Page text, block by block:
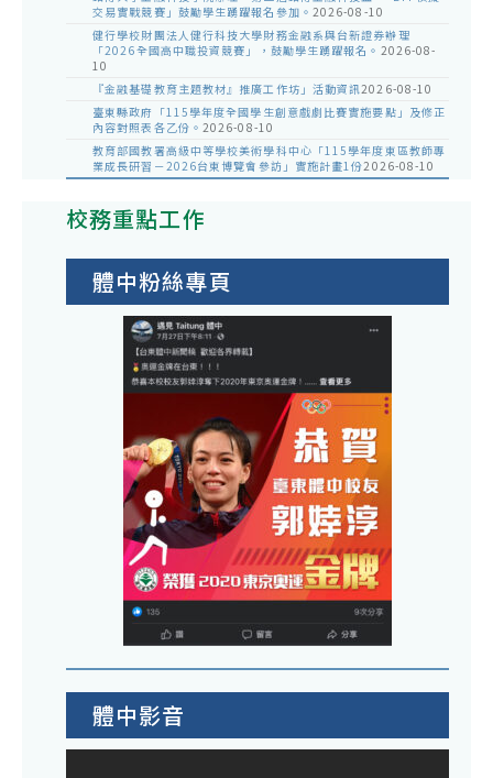
交易實戰競賽」鼓勵學生踴躍報名參加。 2026-08-10
健行學校財團法人健行科技大學財務金融系與台新證券辦理
「2026全國高中職投資競賽」，鼓勵學生踴躍報名。 2026-08-
10
『金融基礎教育主題教材』推廣工作坊」活動資訊2026-08-10
臺東縣政府「115學年度全國學生創意戲劇比賽實施要點」及修正
內容對照表各乙份。 2026-08-10
教育部國教署高級中等學校美術學科中心「115學年度東區教師專
業成長研習－2026台東博覽會參訪」實施計畫1份2026-08-10
校務重點工作
體中粉絲專頁
體中影音